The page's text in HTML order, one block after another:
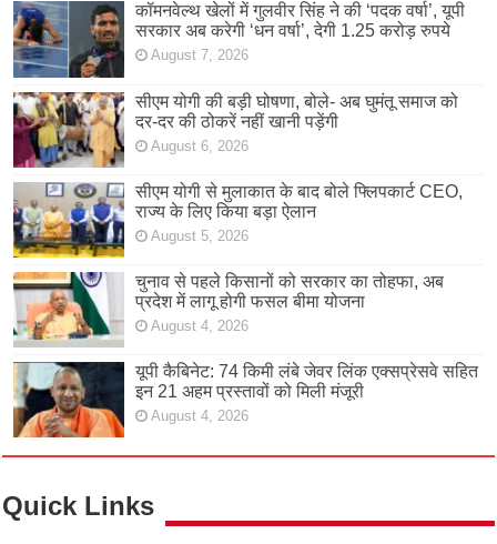
कॉमनवेल्थ खेलों में गुलवीर सिंह ने की ‘पदक वर्षा’, यूपी
सरकार अब करेगी ‘धन वर्षा’, देगी 1.25 करोड़ रुपये
August 7, 2026
सीएम योगी की बड़ी घोषणा, बोले- अब घुमंतू समाज को
दर-दर की ठोकरें नहीं खानी पड़ेंगी
August 6, 2026
सीएम योगी से मुलाकात के बाद बोले फ्लिपकार्ट CEO,
राज्य के लिए किया बड़ा ऐलान
August 5, 2026
चुनाव से पहले किसानों को सरकार का तोहफा, अब
प्रदेश में लागू होगी फसल बीमा योजना
August 4, 2026
यूपी कैबिनेट: 74 किमी लंबे जेवर लिंक एक्सप्रेसवे सहित
इन 21 अहम प्रस्तावों को मिली मंजूरी
August 4, 2026
Quick Links